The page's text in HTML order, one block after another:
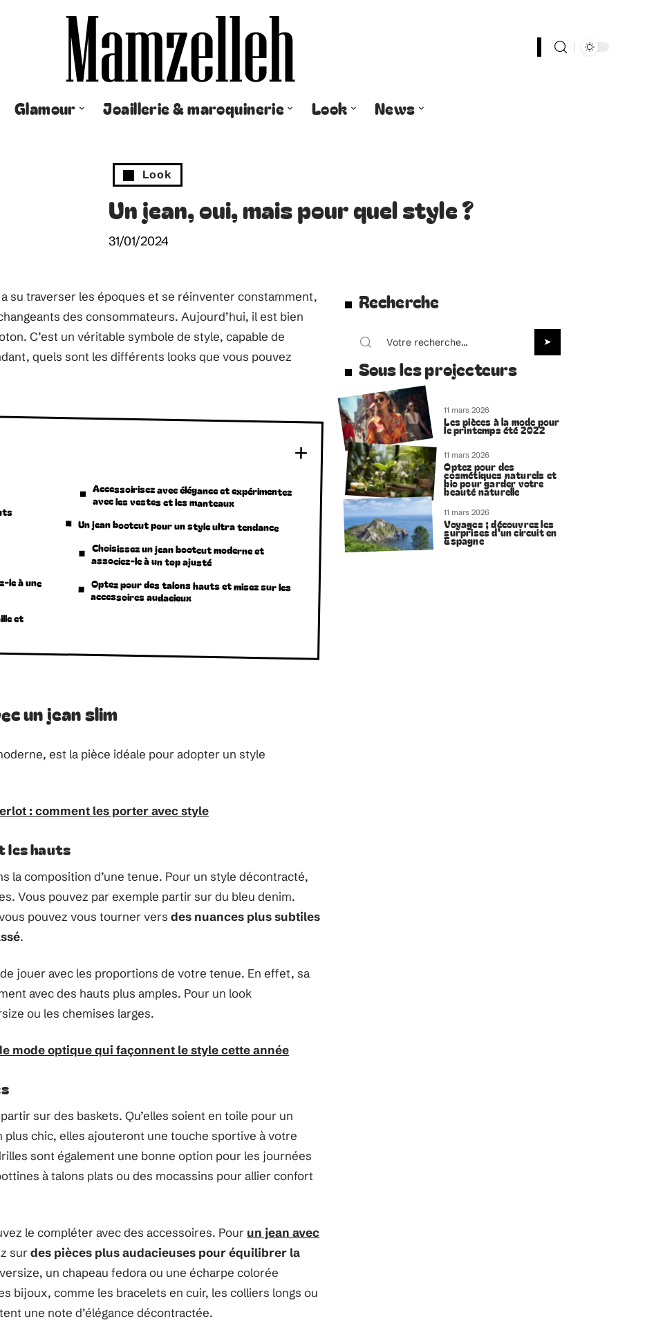
Glamour Joaillerie & maroquinerie Look News
Look
Un jean, oui, mais pour quel style ?
31/01/2024
su traverser les époques et se réinventer constamment,
des consommateurs. Aujourd’hui, il est bien
C’est un véritable symbole de style, capable de
quels sont les différents looks que vous pouvez
le à une
et
Accessoirisez avec élégance et expérimentez
avec les vestes et les manteaux
Un jean bootcut pour un style ultra tendance
Choisissez un jean bootcut moderne et
associez-le à un top ajusté
Optez pour des talons hauts et misez sur les
accessoires audacieux
un jean slim
est la pièce idéale pour adopter un style
: comment les porter avec style
les hauts
la composition d’une tenue. Pour un style décontracté,
Vous pouvez par exemple partir sur du bleu denim.
pouvez vous tourner vers des nuances plus subtiles
.
de jouer avec les proportions de votre tenue. En effet, sa
avec des hauts plus amples. Pour un look
ou les chemises larges.
mode optique qui façonnent le style cette année
sur des baskets. Qu’elles soient en toile pour un
chic, elles ajouteront une touche sportive à votre
sont également une bonne option pour les journées
à talons plats ou des mocassins pour allier confort
le compléter avec des accessoires. Pour un jean avec
surdes pièces plus audacieuses pour équilibrer la
un chapeau fedora ou une écharpe colorée
bijoux, comme les bracelets en cuir, les colliers longs ou
une note d’élégance décontractée.
Recherche
Sous les projecteurs
11 mars 2026
Les pièces à la mode pour
le printemps été 2022
11 mars 2026
Optez pour des
cosmétiques naturels et
bio pour garder votre
beauté naturelle
11 mars 2026
Voyages ; découvrez les
surprises d’un circuit en
Espagne